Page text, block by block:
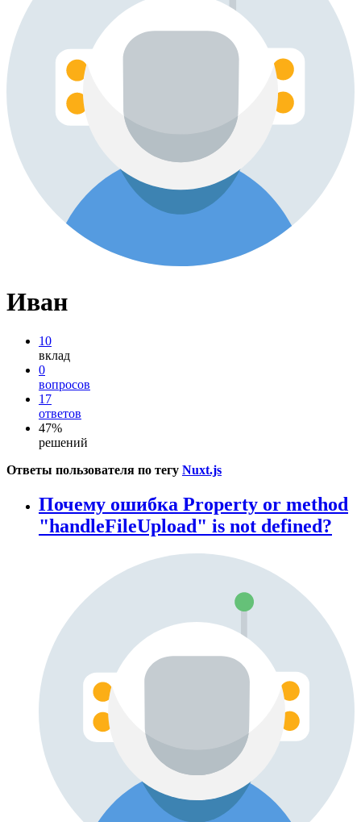
Иван
10
вклад
0
вопросов
17
ответов
47%
решений
Ответы пользователя по тегу Nuxt.js
Почему ошибка Property or method
"handleFileUpload" is not defined?